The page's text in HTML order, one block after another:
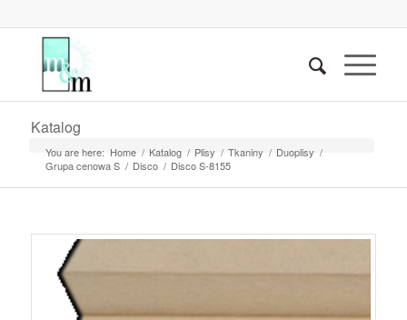
Katalog
You are here: Home / Katalog / Plisy / Tkaniny / Duoplisy /
Grupa cenowa S / Disco / Disco S-8155